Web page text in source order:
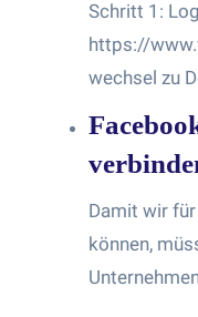
Schritt 1:
https://
wechsel zu
Damit wir
können,